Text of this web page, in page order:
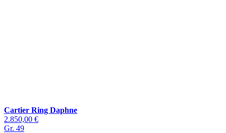
Cartier Ring Daphne
2.850,00 €
Gr. 49